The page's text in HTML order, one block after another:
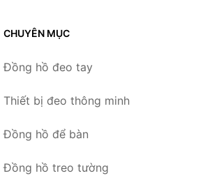
CHUYÊN MỤC
Đồng hồ đeo tay
Thiết bị đeo thông minh
Đồng hồ để bàn
Đồng hồ treo tường